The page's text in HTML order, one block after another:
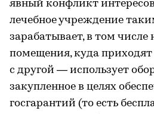
явный конфликт
лечебное учреждение
зарабатывает, в том числе
помещения, куда
с другой — использует
закупленное в целях
госгарантий (то есть